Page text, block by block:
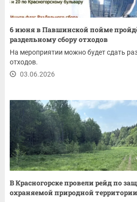
6 июня в Павшинской пойме
раздельному сбору отходов
На мероприятии можно будет сдать
отходов.
03.06.2026
В Красногорске провели рейд по
охраняемой природной территории